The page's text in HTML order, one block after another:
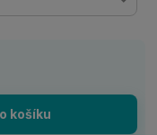
košíku